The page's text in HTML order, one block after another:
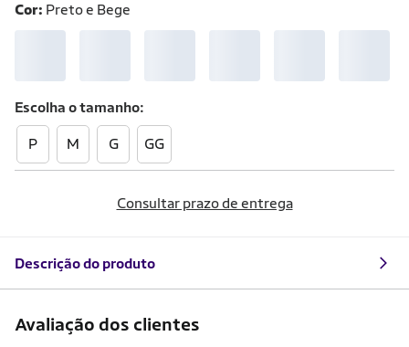
Cor: Preto e Bege
Escolha otamanho
P M G GG
Consultar prazo de entrega
Descrição do produto
Avaliação dos clientes